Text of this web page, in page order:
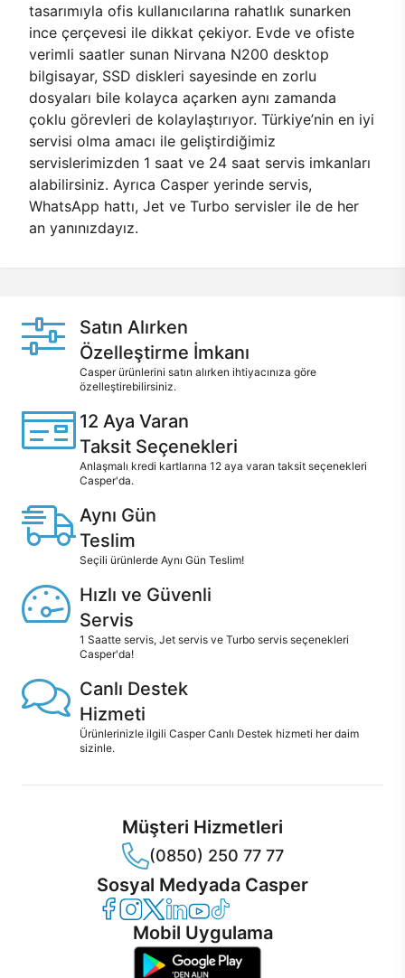
tasarımıyla ofis kullanıcılarına rahatlık sunarken
ince çerçevesi ile dikkat çekiyor. Evde ve ofiste
verimli saatler sunan Nirvana N200 desktop
bilgisayar, SSD diskleri sayesinde en zorlu
dosyaları bile kolayca açarken aynı zamanda
çoklu görevleri de kolaylaştırıyor. Türkiye’nin en iyi
servisi olma amacı ile geliştirdiğimiz
servislerimizden 1 saat ve 24 saat servis imkanları
alabilirsiniz. Ayrıca Casper yerinde servis,
WhatsApp hattı, Jet ve Turbo servisler ile de her
an yanınızdayız.
Satın Alırken
Özelleştirme İmkanı
Casper ürünlerini satın alırken ihtiyacınıza göre
özelleştirebilirsiniz.
12 Aya Varan
Taksit Seçenekleri
Anlaşmalı kredi kartlarına 12 aya varan taksit seçenekleri
Casper'da.
Aynı Gün
Teslim
Seçili ürünlerde Aynı Gün Teslim!
Hızlı ve Güvenli
Servis
1 Saatte servis, Jet servis ve Turbo servis seçenekleri
Casper'da!
Canlı Destek
Hizmeti
Ürünlerinizle ilgili Casper Canlı Destek hizmeti her daim
sizinle.
Müşteri Hizmetleri
(0850) 250 77 77
Sosyal Medyada Casper
Casper Facebook
Casper Instagram
Casper Twitter
Casper LinkedIn
Casper YouTube
Casper TikTok
Mobil Uygulama